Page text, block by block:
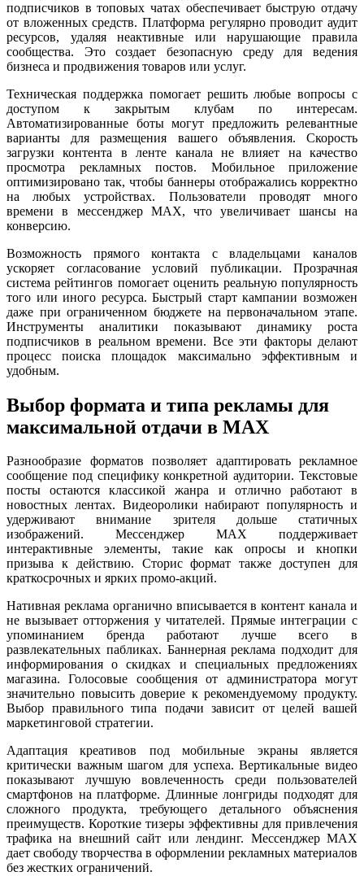
подписчиков в топовых чатах обеспечивает быструю отдачу
от вложенных средств. Платформа регулярно проводит аудит
ресурсов, удаляя неактивные или нарушающие правила
сообщества. Это создает безопасную среду для ведения
бизнеса и продвижения товаров или услуг.
Техническая поддержка помогает решить любые вопросы с
доступом к закрытым клубам по интересам.
Автоматизированные боты могут предложить релевантные
варианты для размещения вашего объявления. Скорость
загрузки контента в ленте канала не влияет на качество
просмотра рекламных постов. Мобильное приложение
оптимизировано так, чтобы баннеры отображались корректно
на любых устройствах. Пользователи проводят много
времени в мессенджер MAX, что увеличивает шансы на
конверсию.
Возможность прямого контакта с владельцами каналов
ускоряет согласование условий публикации. Прозрачная
система рейтингов помогает оценить реальную популярность
того или иного ресурса. Быстрый старт кампании возможен
даже при ограниченном бюджете на первоначальном этапе.
Инструменты аналитики показывают динамику роста
подписчиков в реальном времени. Все эти факторы делают
процесс поиска площадок максимально эффективным и
удобным.
Выбор формата и типа рекламы для
максимальной отдачи в MAX
Разнообразие форматов позволяет адаптировать рекламное
сообщение под специфику конкретной аудитории. Текстовые
посты остаются классикой жанра и отлично работают в
новостных лентах. Видеоролики набирают популярность и
удерживают внимание зрителя дольше статичных
изображений. Мессенджер MAX поддерживает
интерактивные элементы, такие как опросы и кнопки
призыва к действию. Сторис формат также доступен для
краткосрочных и ярких промо-акций.
Нативная реклама органично вписывается в контент канала и
не вызывает отторжения у читателей. Прямые интеграции с
упоминанием бренда работают лучше всего в
развлекательных пабликах. Баннерная реклама подходит для
информирования о скидках и специальных предложениях
магазина. Голосовые сообщения от администратора могут
значительно повысить доверие к рекомендуемому продукту.
Выбор правильного типа подачи зависит от целей вашей
маркетинговой стратегии.
Адаптация креативов под мобильные экраны является
критически важным шагом для успеха. Вертикальные видео
показывают лучшую вовлеченность среди пользователей
смартфонов на платформе. Длинные лонгриды подходят для
сложного продукта, требующего детального объяснения
преимуществ. Короткие тизеры эффективны для привлечения
трафика на внешний сайт или лендинг. Мессенджер MAX
дает свободу творчества в оформлении рекламных материалов
без жестких ограничений.